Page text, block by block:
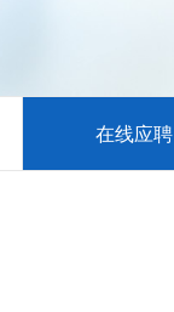
在线应聘